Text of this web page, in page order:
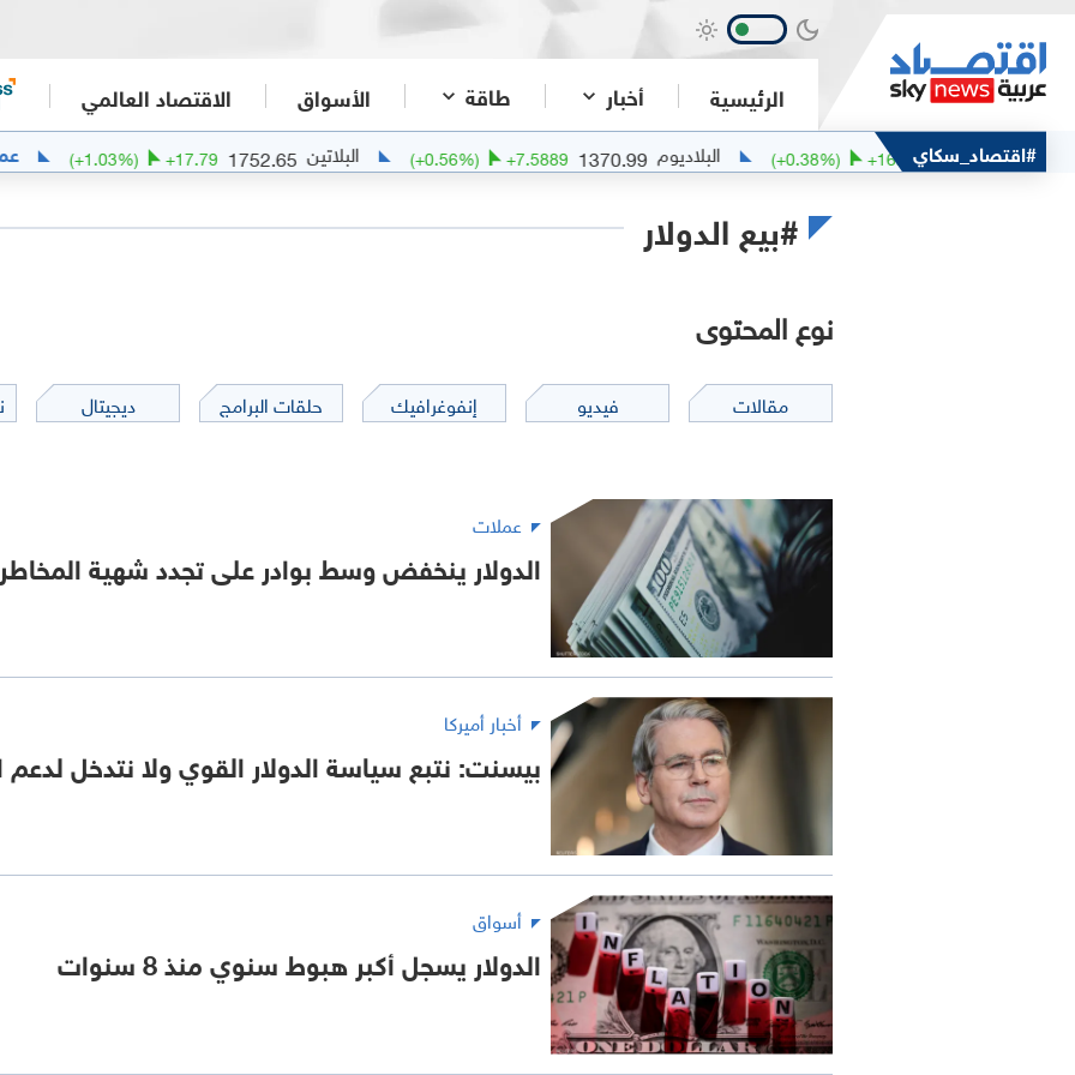
الرئيسية أخبار طاقة الأسواق الاقتصاد العالمي
#اقتصاد_سكاي
+16.3159
(+0.38 %) البلاديوم 1370.99
+7.5889
(+0.56%) البلاتين 1752.65
+17.79
(+1.03%) عملات
#بيع الدولار
نوع المحتوى
مقالات فيديو إنفوغرافيك حلقات البرامج ديجيتال
عملات
الدولار ينخفض وسط بوادر على تجدد شهية
أخبار أميركا
بيسنت: نتبع سياسة الدولار القوي ولا نتدخل لدعم
أسواق
الدولار يسجل أكبر هبوط سنوي منذ 8 سنوات